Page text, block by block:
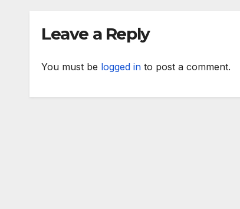
Leave a Reply
You must be logged in to post a comment.